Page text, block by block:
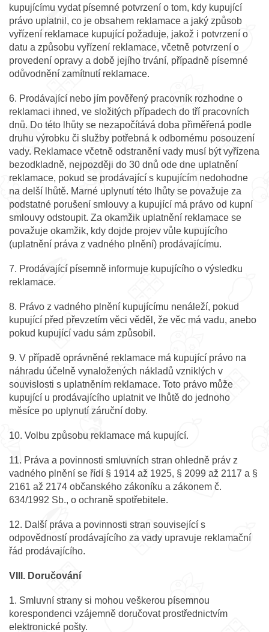
kupujícímu vydat písemné potvrzení o tom, kdy kupující
právo uplatnil, co je obsahem reklamace a jaký způsob
vyřízení reklamace kupující požaduje, jakož i potvrzení o
datu a způsobu vyřízení reklamace, včetně potvrzení o
provedení opravy a době jejího trvání, případně písemné
odůvodnění zamítnutí reklamace.
6. Prodávající nebo jím pověřený pracovník rozhodne o
reklamaci ihned, ve složitých případech do tří pracovních
dnů. Do této lhůty se nezapočítává doba přiměřená podle
druhu výrobku či služby potřebná k odbornému posouzení
vady. Reklamace včetně odstranění vady musí být vyřízena
bezodkladně, nejpozději do 30 dnů ode dne uplatnění
reklamace, pokud se prodávající s kupujícím nedohodne
na delší lhůtě. Marné uplynutí této lhůty se považuje za
podstatné porušení smlouvy a kupující má právo od kupní
smlouvy odstoupit. Za okamžik uplatnění reklamace se
považuje okamžik, kdy dojde projev vůle kupujícího
(uplatnění práva z vadného plnění) prodávajícímu.
7. Prodávající písemně informuje kupujícího o výsledku
reklamace.
8. Právo z vadného plnění kupujícímu nenáleží, pokud
kupující před převzetím věci věděl, že věc má vadu, anebo
pokud kupující vadu sám způsobil.
9. V případě oprávněné reklamace má kupující právo na
náhradu účelně vynaložených nákladů vzniklých v
souvislosti s uplatněním reklamace. Toto právo může
kupující u prodávajícího uplatnit ve lhůtě do jednoho
měsíce po uplynutí záruční doby.
10. Volbu způsobu reklamace má kupující.
11. Práva a povinnosti smluvních stran ohledně práv z
vadného plnění se řídí § 1914 až 1925, § 2099 až 2117 a §
2161 až 2174 občanského zákoníku a zákonem č.
634/1992 Sb., o ochraně spotřebitele.
12. Další práva a povinnosti stran související s
odpovědností prodávajícího za vady upravuje reklamační
řád prodávajícího.
VIII. Doručování
1. Smluvní strany si mohou veškerou písemnou
korespondenci vzájemně doručovat prostřednictvím
elektronické pošty.